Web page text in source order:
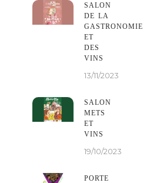
SALON
DE LA
GASTRONOMIE
ET
DES
VINS
13/11/2023
SALON
METS
ET
VINS
19/10/2023
PORTE